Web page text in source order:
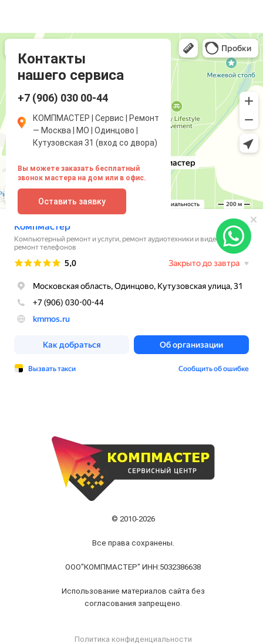
Контакты
нашего сервиса
+7 (906) 030 00-44
КОМПМАСТЕР | Сервис | Ремонт
— Москва | МО | Одинцово |
Кутузовская 31 (вход со двора)
Вы можете заказать бесплатный
звонок мастера на дом или в офис.
Оставить заявку
Компмастер
Ремонт аудиотехники и видеотехники в Одинцово
© 2010-2026
Все права сохранены.
ООО"КОМПМАСТЕР" ИНН:5032386638
Использование материалов сайта без
согласования запрещено.
Политика конфиденциальности